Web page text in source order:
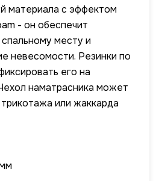
материала с эффектом
- он обеспечит
месту и
невесомости. Резинки по
его на
наматрасника может
или жаккарда